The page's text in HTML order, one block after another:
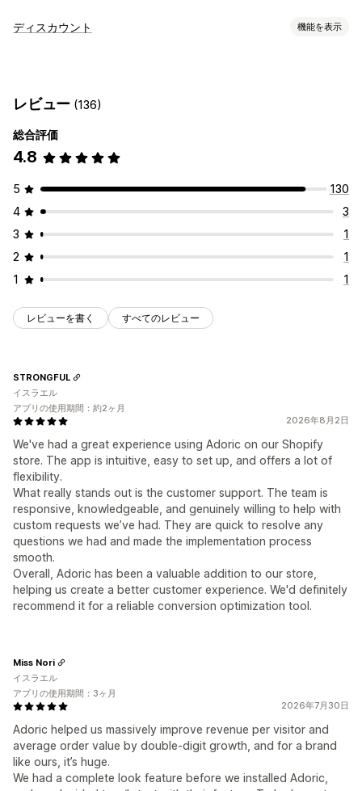
バンドルタイプ
卸売バンドル アップセルバンドル
よく合わせて買われている商品
有形商品
カスタムバンドル
設定可能な価格設定方式
BOGO
カスタム価格
ディスカウント 機能を表示
段階的な価格設定
一律割引
カートディスカウント
クロスセルディスカウント 動的価格設定
カスタムディスカウント
ディスカウント管理
編集ツール テンプレート 一括編集 カスタムフォント
キャンペーン トリガーとルール オートメーション
ターゲティング セグメンテーション
レビュー (136)
総合評価
4.8
5
130
4
3
3
1
2
1
1
1
レビューを書く すべてのレビュー
2026年8月2日
We've had a great experience using Adoric on our Shopify
store. The app is intuitive, easy to set up, and offers a lot of
flexibility.
What really stands out is the customer support. The team is
responsive, knowledgeable, and genuinely willing to help with
custom requests we’ve had. They are quick to resolve any
questions we had and made the implementation process
smooth.
Overall, Adoric has been a valuable addition to our store,
helping us create a better customer experience. We'd definitely
recommend it for a reliable conversion optimization tool.
STRONGFUL
イスラエル
アプリの使用期間：約2ヶ月
2026年7月30日
Adoric helped us massively improve revenue per visitor and
average order value by double-digit growth, and for a brand
like ours, it’s huge.
We had a complete look feature before we installed Adoric,
Miss Nori
イスラエル
アプリの使用期間：3ヶ月